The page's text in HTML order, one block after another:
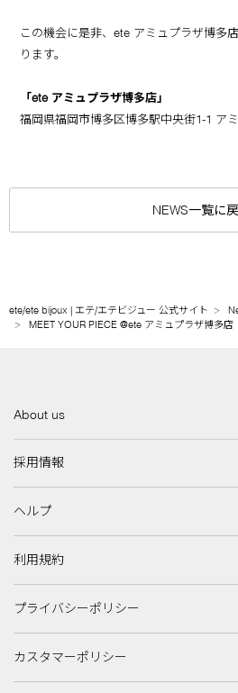
この機会に是非、ete アミュプラザ博多
ります。
「ete アミュプラザ博多店」
福岡県福岡市博多区博多駅中央街1-1 ア
NEWS一覧に
ete/ete bijoux | エテ/エテビジュー 公式サイト
MEET YOUR PIECE @ete アミュプラザ博多店
About us
採用情報
ヘルプ
利用規約
プライバシーポリシー
カスタマーポリシー